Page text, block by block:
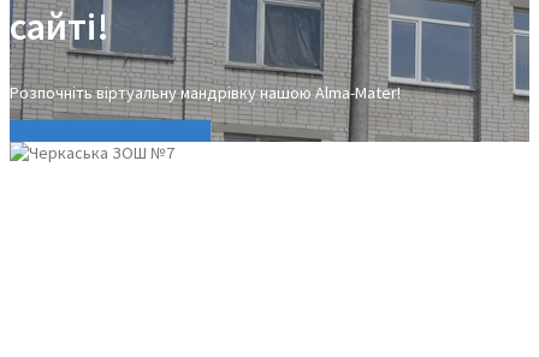
сайті!
Розпочніть віртуальну мандрівку нашою Alma-Mater!